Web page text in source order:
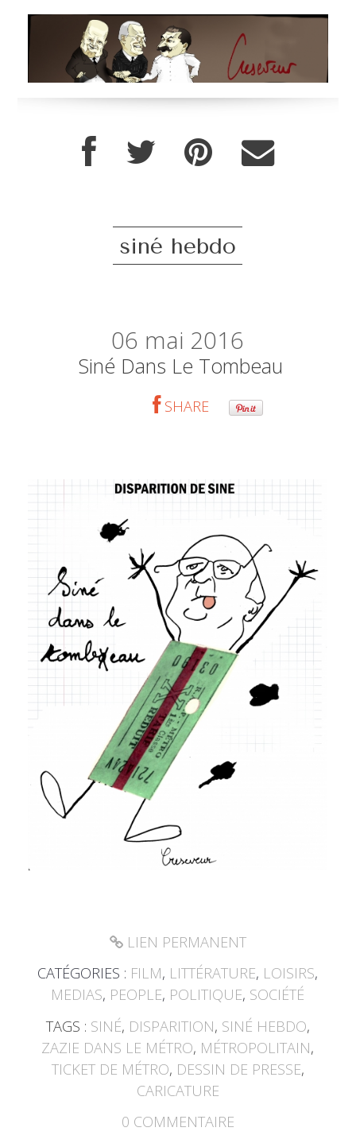
siné hebdo
06 mai 2016
Siné Dans Le Tombeau
SHARE
LIEN PERMANENT
CATÉGORIES : FILM, LITTÉRATURE, LOISIRS,
MEDIAS, PEOPLE, POLITIQUE, SOCIÉTÉ
TAGS : SINÉ, DISPARITION, SINÉ HEBDO,
ZAZIE DANS LE MÉTRO, MÉTROPOLITAIN,
TICKET DE MÉTRO, DESSIN DE PRESSE,
CARICATURE
0 COMMENTAIRE